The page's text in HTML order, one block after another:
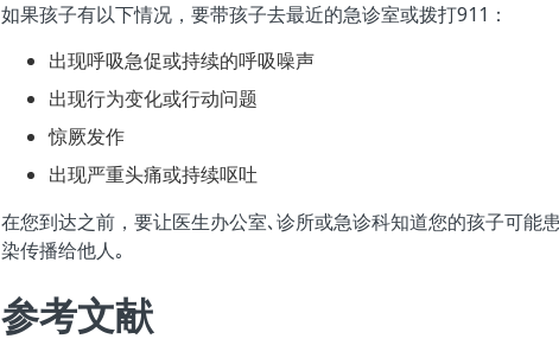
如果孩子有以下情况，要带孩子去最近的急诊室或拨打911：
出现呼吸急促或持续的呼吸噪声
出现行为变化或行动问题
惊厥发作
出现严重头痛或持续呕吐
在您到达之前，要让医生办公室､诊所或急诊科知道您的孩子可能
染传播给他人｡
参考文献